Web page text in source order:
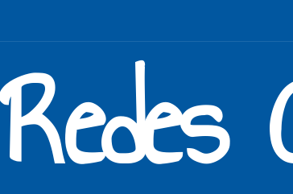
Redes